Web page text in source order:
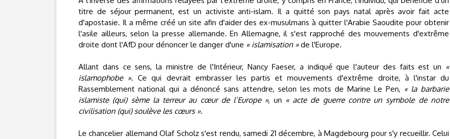
titre de séjour permanent, est un activiste anti-islam. Il a quitté son pays natal après avoir fait acte
d'apostasie. Il a même créé un site afin d'aider des ex-musulmans à quitter l'Arabie Saoudite pour obtenir
l'asile ailleurs, selon la presse allemande. En Allemagne, il s'est rapproché des mouvements d'extrême
droite dont l'AfD pour dénoncer le danger d'une « islamisation »de l'Europe.
Allant dans ce sens, la ministre de l'Intérieur, Nancy Faeser, a indiqué que l'auteur des faits est un «
islamophobe ». Ce qui devrait embrasser les partis et mouvements d'extrême droite, à l'instar du
Rassemblement national qui a dénoncé sans attendre, selon les mots de Marine Le Pen, « la barbarie
islamiste (qui) sème la terreur au cœur de l’Europe », un « acte de guerre contre un symbole de notre
civilisation (qui) soulève les cœurs ».
Le chancelier allemand Olaf Scholz s'est rendu, samedi 21 décembre, à Magdebourg pour s'y recueillir. Celui